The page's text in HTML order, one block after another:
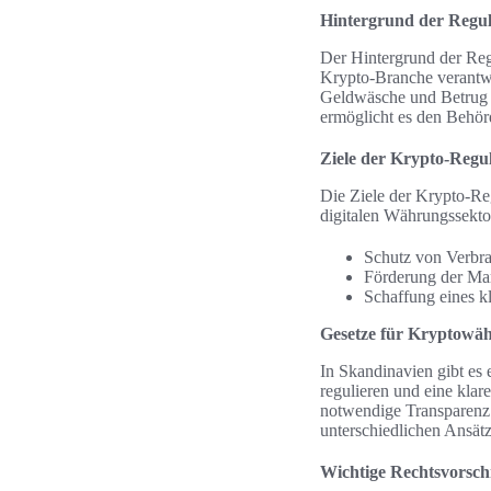
Hintergrund der
Der Hintergrund der
Krypto-Branche
Geldwäsche und
ermöglicht es den
Ziele der Krypto-
Die Ziele der Krypto-
digitalen
Schutz von
Förderung der
Schaffung eines
Gesetze für
In Skandinavien gibt es
regulieren und eine
notwendige
unterschiedlichen
Wichtige